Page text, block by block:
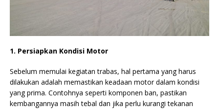
1. Persiapkan Kondisi Motor
Sebelum memulai kegiatan trabas, hal pertama yang harus
dilakukan adalah memastikan keadaan motor dalam kondisi
yang prima. Contohnya seperti komponen ban, pastikan
kembangannya masih tebal dan jika perlu kurangi tekanan